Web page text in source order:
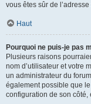
vous êtes sûr de
Haut
Pourquoi ne puis-je pas
Plusieurs raisons
nom d’utilisateur et votre
un administrateur du
également possible que
configuration de son côté,